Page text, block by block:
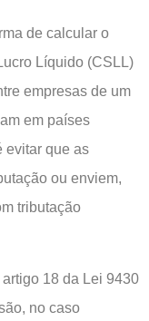
de calcular o
Líquido (CSLL)
empresas de um
em países
evitar que as
ou enviem,
tributação
18 da Lei 9430
no caso